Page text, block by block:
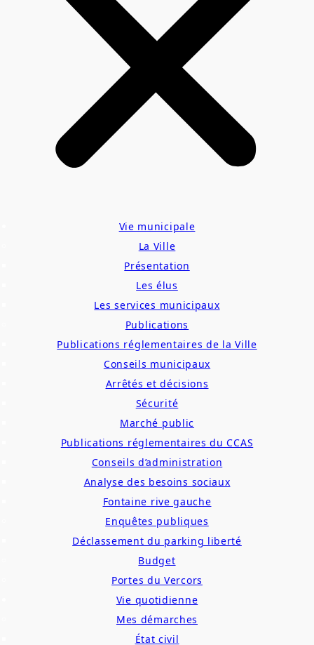
Vie municipale
La Ville
Présentation
Les élus
Les services municipaux
Publications
Publications réglementaires de la Ville
Conseils municipaux
Arrêtés et décisions
Sécurité
Marché public
Publications réglementaires du CCAS
Conseils d’administration
Analyse des besoins sociaux
Fontaine rive gauche
Enquêtes publiques
Déclassement du parking liberté
Budget
Portes du Vercors
Vie quotidienne
Mes démarches
État civil